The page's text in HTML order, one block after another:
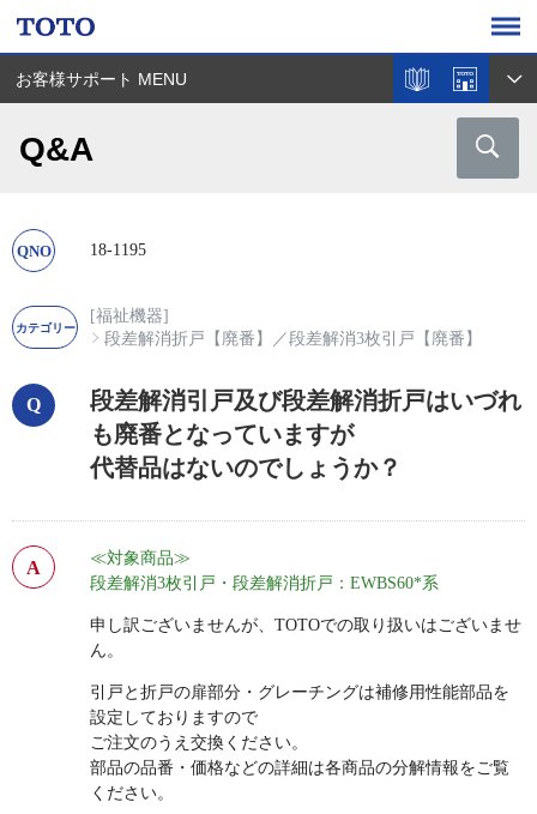
お客様サポート MENU
Q&A
18-1195
[福祉機器]
段差解消折戸【廃番】
／段差解消3枚引戸【廃番】
段差解消引戸及び段差解消折戸はいづれ
も廃番となっていますが
代替品はないのでしょうか？
≪対象商品≫
段差解消3枚引戸・段差解消折戸：EWBS60*系
申し訳ございませんが、TOTOでの取り扱いはございませ
ん。
引戸と折戸の扉部分・グレーチングは補修用性能部品を
設定しておりますので
ご注文のうえ交換ください。
部品の品番・価格などの詳細は各商品の分解情報をご覧
ください。